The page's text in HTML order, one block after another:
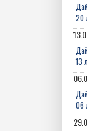
20
13
06